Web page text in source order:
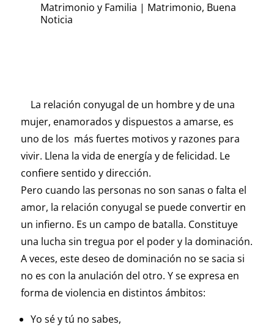
Matrimonio y Familia | Matrimonio, Buena
Noticia
La relación conyugal de un hombre y de una
mujer, enamorados y dispuestos a amarse, es
uno de los más fuertes motivos y razones para
vivir. Llena la vida de energía y de felicidad. Le
confiere sentido y dirección.
Pero cuando las personas no son sanas o falta el
amor, la relación conyugal se puede convertir en
un infierno. Es un campo de batalla. Constituye
una lucha sin tregua por el poder y la dominación.
A veces, este deseo de dominación no se sacia si
no es con la anulación del otro. Y se expresa en
forma de violencia en distintos ámbitos:
Yo sé y tú no sabes,